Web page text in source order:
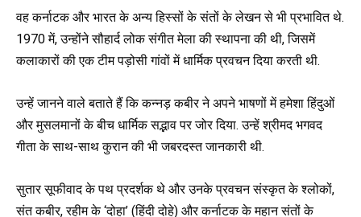
वह कर्नाटक और भारत के अन्य हिस्सों के संतों के लेखन से भी प्रभावित थे.
1970 में, उन्होंने सौहार्द लोक संगीत मेला की स्थापना की थी, जिसमें
कलाकारों की एक टीम पड़ोसी गांवों में धार्मिक प्रवचन दिया करती थी.
उन्हें जानने वाले बताते हैं कि कन्नड़ कबीर ने अपने भाषणों में हमेशा हिंदुओं
और मुसलमानों के बीच धार्मिक सद्भाव पर जोर दिया. उन्हें श्रीमद भगवद
गीता के साथ-साथ कुरान की भी जबरदस्त जानकारी थी.
सुतार सूफीवाद के पथ प्रदर्शक थे और उनके प्रवचन संस्कृत के श्लोकों,
संत कबीर, रहीम के ‘दोहा’ (हिंदी दोहे) और कर्नाटक के महान संतों के